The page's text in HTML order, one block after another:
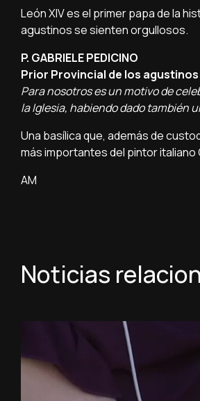
León XIV es el primer papa de la
agustinos se sienten orgullosos.
P. GABRIELE PEDICINO
Prior Provincial de los
Para nosotros es un motivo de
la Iglesia, habiendo dado también
Una basílica que, además de
más importantes del pintor italiano
AM
Noticias